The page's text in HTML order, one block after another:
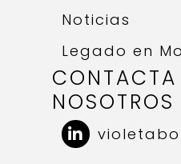
Noticias
Legado en
NOSOTROS